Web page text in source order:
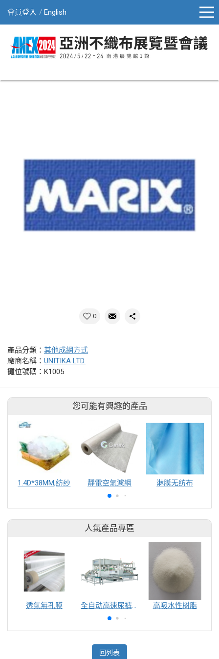
會員登入 English
0
產品分類： 其他成網方式
廠商名稱： UNITIKA LTD.
攤位號碼：K1005
您可能有興趣的產品
1.4D*38MM,纺纱 靜電空氣濾網 淋膜无纺布
人氣產品專區
透氣無孔膜 全自动高速尿裤包装机（自动换号） 高吸水性树脂
回列表